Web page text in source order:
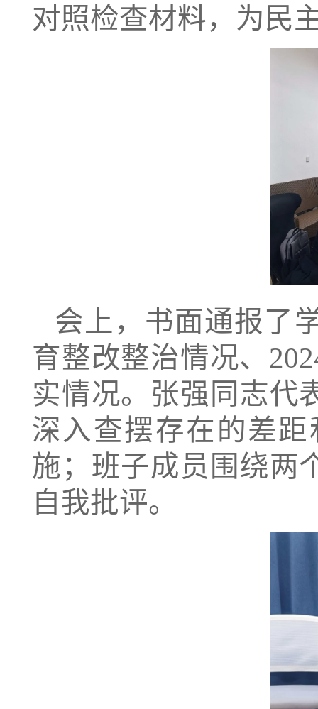
对照检查材料，为民
会上，书面通报了
育整改整治情况、
实情况。张强同志代
深入查摆存在的差
施；班子成员围绕两
自我批评。